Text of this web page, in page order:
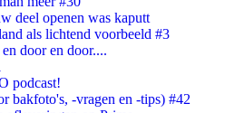
deel openen was kaputt
als lichtend voorbeeld #3
door en door....
podcast!
bakfoto's, -vragen en -tips) #42